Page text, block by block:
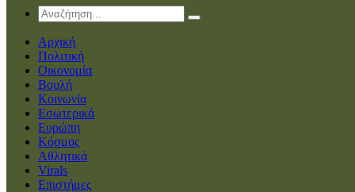
Αρχική
Πολιτική
Οικονομία
Βουλή
Κοινωνία
Εσωτερικά
Ευρώπη
Κόσμος
Αθλητικά
Virals
Επιστήμες